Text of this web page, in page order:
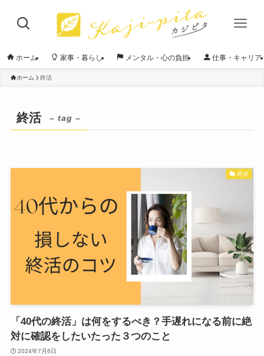
ホーム 家事・暮らし メンタル・心の負担 仕事・キャリア
ホーム 終活
終活 – tag –
終活
「40代の終活」は何をするべき？手遅れになる前に絶
対に確認をしたいたった３つのこと
2024年7月6日